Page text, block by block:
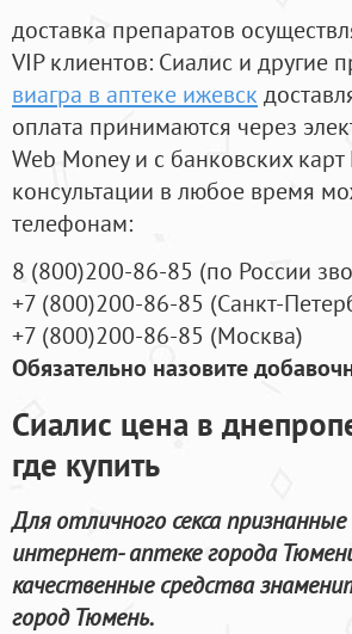
доставка препаратов
VIP клиентов: Сиалис и другие
виагра в аптеке ижевск
оплата принимаются через
Web Money и с банковских
консультации в любое время
телефонам:
8 (800)200-86-85 (по России
+7 (800)200-86-85 (Санкт-
+7 (800)200-86-85 (Москва)
Обязательно назовите
Сиалис цена в
где купить
Для отличного секса
интернет- аптеке города
качественные средства
город Тюмень.